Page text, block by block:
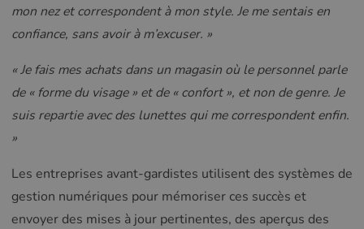
mon nez et correspondent à mon style. Je me sentais en
confiance, sans avoir à m’excuser. »
« Je fais mes achats dans un magasin où le personnel parle
de « forme du visage » et de « confort », et non de genre. Je
suis repartie avec des lunettes qui me correspondent enfin.
»
Les entreprises avant-gardistes utilisent des systèmes de
gestion numériques pour mémoriser ces succès et
envoyer des mises à jour pertinentes, des aperçus des